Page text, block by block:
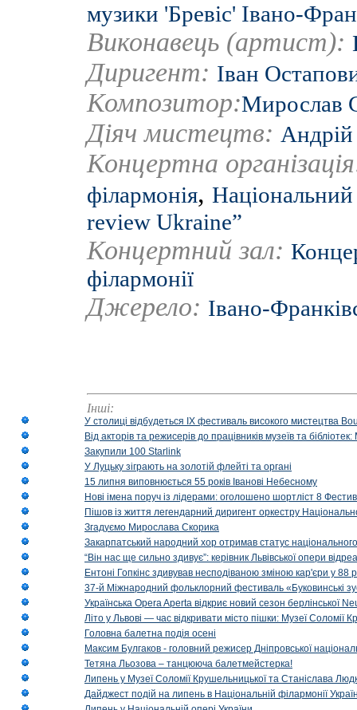
музики 'Бревіс' Івано-
Виконавець (артист):
Диригент: Іван
Композитор:Мирослав
Діяч мистецтв:
Концертна
філармонія,
review Ukraine”
Концертний зал:
філармонії
Джерело: Івано-
Інші:
У столиці відбудеться IX фестиваль високого мистецтва
Від акторів та режисерів до працівників музеїв та
Закупили 100 Starlink
У Луцьку зіграють на золотій флейті та органі
15 липня виповнюється 55 років Іванові Небесному
Нові імена поруч із лідерами: оголошено шортліст 8
Пішов із життя легендарний диригент оркестру
Згадуємо Мирослава Скорика
Закарпатський народний хор отримав статус національного
“Він нас ще сильно здивує”: керівник Львівської опери
Ентоні Гопкінс здивував несподіваною зміною кар'єри у 88
37-й Міжнародний фольклорний фестиваль «Буковинські
Українська Opera Aperta відкриє новий сезон берлінської
Літо у Львові — час відкривати місто пішки: Музеї Соломії
Головна балетна подія осені
Максим Булгаков - головний режисер Дніпровської
Тетяна Льозова – танцююча балетмейстерка!
Липень у Музеї Соломії Крушельницької та Станіслава
Дайджест подій на липень в Національній філармонії